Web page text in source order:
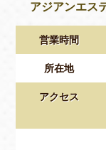
アジアンエス
営業時間
所在地
アクセス